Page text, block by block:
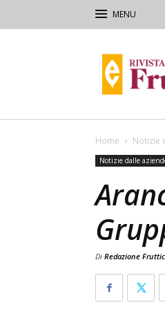
di
Home Notizie
Notizie dalle
Di Redazione